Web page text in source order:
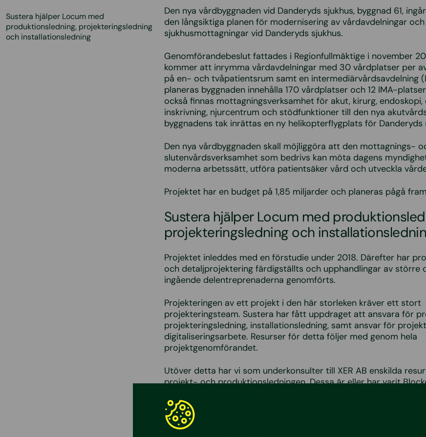
Sustera hjälper Locum med
produktionsledning, projekteringsledning
och installationsledning
Den nya vårdbyggnaden vid Danderyds sjukhus, byggnad 61,
den långsiktiga planen för modernisering av vårdavdelningar och
sjukhusmottagningar vid Danderyds sjukhus.
Genomförandebeslut fattades i Regionfullmäktige i november
kommer att inrymma vårdavdelningar med 30 vårdplatser per
på en- och tvåpatientsrum samt en intermediärvårdsavdelning
planeras byggnaden innehålla 170 vårdplatser och 12 IMA-
också finnas mottagningsverksamhet för akut, kirurg,
inskrivning, njurcentrum och stödfunktioner till den nya
byggnadens tak inrättas en ny helikopterflygplats för Danderyds
Den nya vårdbyggnaden skall möjliggöra att den mottagnings-
slutenvårdsverksamhet som bedrivs kan möta dagens
moderna arbetssätt, utföra patientsäker vård och utveckla
Projektet har en budget på 1,85 miljarder och planeras pågå
Sustera hjälper Locum med
projekteringsledning och
Projektet inleddes med en förstudie under 2018. Därefter har
och detaljprojektering färdigställts och upphandlingar av större
ingående delentreprenaderna genomförts.
Projekteringen av ett projekt i den här storleken kräver ett stort
projekteringsteam. Sustera har fått uppdraget att ansvara för
projekteringsledning, installationsledning, samt ansvar för
digitaliseringsarbete. Resurser för detta följer med genom hela
projektgenomförandet.
Utöver detta har vi som underkonsulter till XER AB enskilda
projekt- och produktionsledningen. Dessa är eller har varit
(tillfälliga fabriken) samt Blockchef/Byggledare finplanering.
Mer om projektet